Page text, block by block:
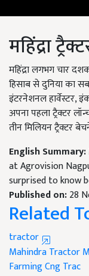
महिंद्रा
महिंद्रा लगभग चार
हिसाब से दुनिया का
इंटरनेशनल हार्वेस्टर,
अपना पहला ट्रैक्टर
तीन मिलियन ट्रैक्टर
English Summary:
at Agrovision
surprised to know
Published on:28
Related
tractor
Mahindra Tractor
FarmingCng Trac